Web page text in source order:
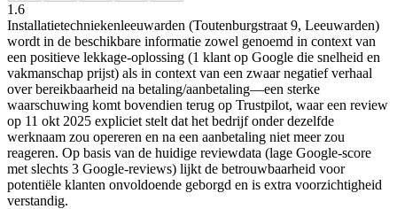
1.6
Installatietechniekenleeuwarden (Toutenburgstraat 9, Leeuwarden)
wordt in de beschikbare informatie zowel genoemd in context van
een positieve lekkage-oplossing (1 klant op Google die snelheid en
vakmanschap prijst) als in context van een zwaar negatief verhaal
over bereikbaarheid na betaling/aanbetaling—een sterke
waarschuwing komt bovendien terug op Trustpilot, waar een review
op 11 okt 2025 expliciet stelt dat het bedrijf onder dezelfde
werknaam zou opereren en na een aanbetaling niet meer zou
reageren. Op basis van de huidige reviewdata (lage Google-score
met slechts 3 Google-reviews) lijkt de betrouwbaarheid voor
potentiële klanten onvoldoende geborgd en is extra voorzichtigheid
verstandig.